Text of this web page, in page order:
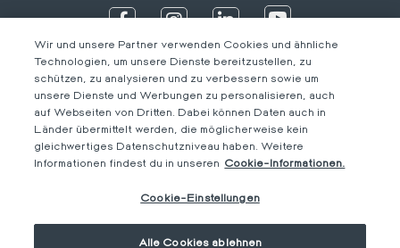
Footer
Rechtliche Hinweise
Privacy Policy & Impressum
DE
IT
DE
FR
Wir und unsere Partner verwenden Cookies und ähnliche
Technologien, um unsere Dienste bereitzustellen, zu
schützen, zu analysieren und zu verbessern sowie um
unsere Dienste und Werbungen zu personalisieren, auch
auf Webseiten von Dritten. Dabei können Daten auch in
Länder übermittelt werden, die möglicherweise kein
gleichwertiges Datenschutzniveau haben. Weitere
Informationen findest du in unseren Cookie-Informationen.
Cookie-Einstellungen
Alle Cookies ablehnen